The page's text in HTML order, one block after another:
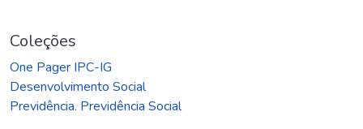
Coleções
One Pager IPC-IG
Desenvolvimento Social
Previdência. Previdência Social